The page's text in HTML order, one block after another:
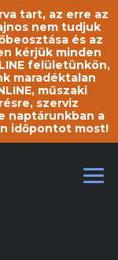
tart, az erre az
nem tudjuk
és az
kérjük minden
felületünkön,
maradéktalan
műszaki
szerviz
naptárunkban a
időpontot most!